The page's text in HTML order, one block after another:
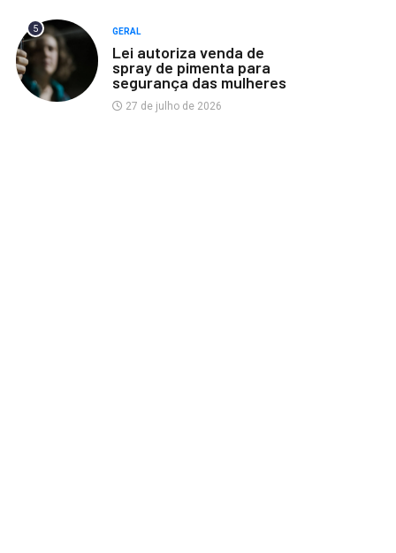
5 GERAL
Lei autoriza venda de
spray de pimenta para
segurança das mulheres
27 de julho de 2026